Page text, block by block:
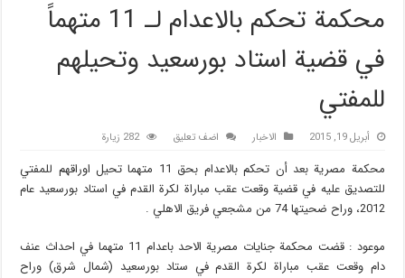
محكمة تحكم بالاعدام لـ 11 متهماً
في قضية استاد بورسعيد وتحيلهم
للمفتي
أبريل 19, 2015 الاخبار اضف تعليق 282 زيارة
محكمة مصرية بعد أن تحكم بالاعدام بحق 11 متهما تحيل اوراقهم للمفتي
للتصديق عليه في قضية وقعت عقب مباراة لكرة القدم في استاد بورسعيد عام
2012، وراح ضحيتها 74 من مشجعي فريق الاهلي .
موعود : قضت محكمة جنايات مصرية الاحد باعدام 11 متهما في احداث عنف
دام وقعت عقب مباراة لكرة القدم في ستاد بورسعيد (شمال شرق) وراح